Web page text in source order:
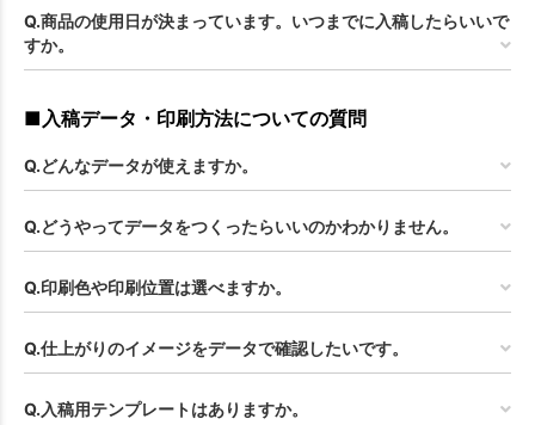
Q.商品の使用日が決まっています。いつまでに入稿したらいいで
すか。
■入稿データ・印刷方法についての質問
Q.どんなデータが使えますか。
Q.どうやってデータをつくったらいいのかわかりません。
Q.印刷色や印刷位置は選べますか。
Q.仕上がりのイメージをデータで確認したいです。
Q.入稿用テンプレートはありますか。